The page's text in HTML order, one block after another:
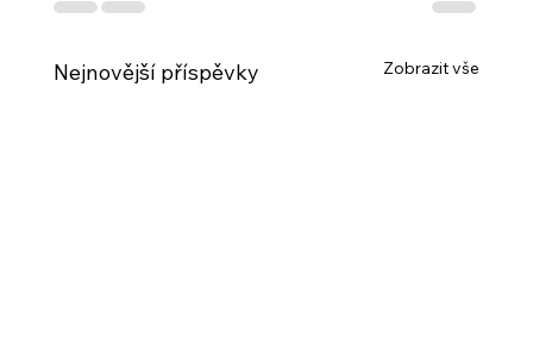
Nejnovější příspěvky Zobrazit vše